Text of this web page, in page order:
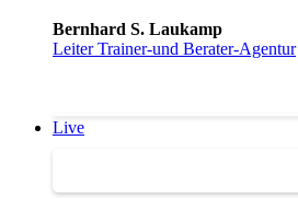
Bernhard S. Laukamp
Leiter Trainer-und Berater-Agentur
Live